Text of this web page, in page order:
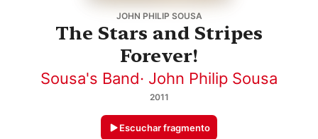
JOHN PHILIP SOUSA
The Stars and Stripes
Forever!
Sousa's Band· John Philip Sousa
2011
Escuchar fragmento